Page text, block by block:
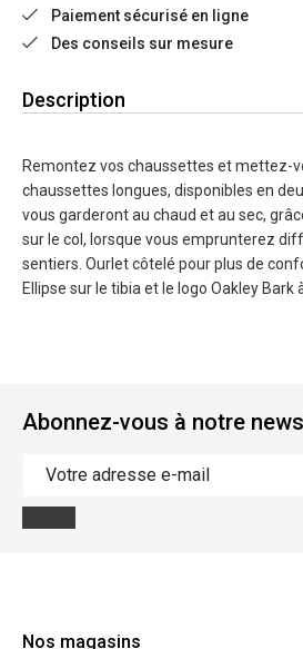
Paiement sécurisé en ligne
Des conseils sur mesure
Description
Remontez vos chaussettes et mettez-
chaussettes longues, disponibles en
vous garderont au chaud et au sec,
sur le col, lorsque vous emprunterez
sentiers. Ourlet côtelé pour plus de
Ellipse sur le tibia et le logo Oakley Bark
Abonnez-vous à notre
Nos magasins